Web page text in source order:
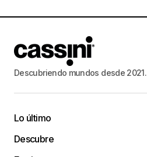
Descubriendo mundos desde 2021.
Lo último
Descubre